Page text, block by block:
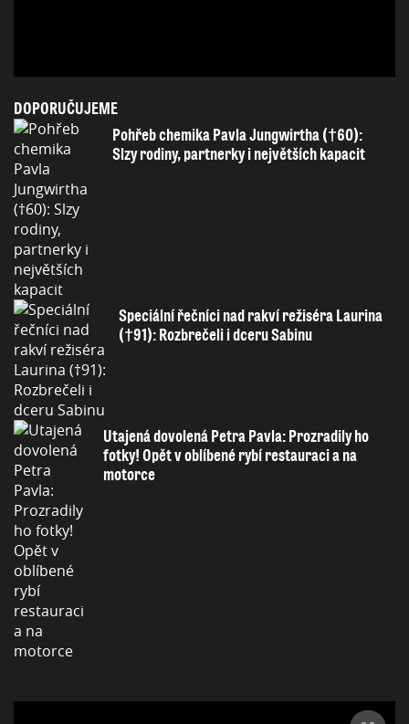
DOPORUČUJEME
Pohřeb chemika Pavla Jungwirtha (†60):
Slzy rodiny, partnerky i největších kapacit
Speciální řečníci nad rakví režiséra Laurina
(†91): Rozbrečeli i dceru Sabinu
Utajená dovolená Petra Pavla: Prozradily ho
fotky! Opět v oblíbené rybí restauraci a na
motorce